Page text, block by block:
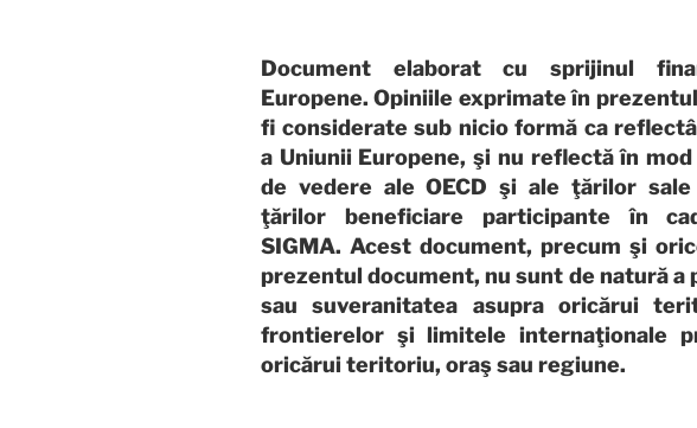
Document elaborat cu sprijinul
Europene. Opiniile exprimate în
fi considerate sub nicio formă ca
a Uniunii Europene, şi nu reflectă în
de vedere ale OECD şi ale ţărilor
ţărilor beneficiare participante în
SIGMA. Acest document, precum şi
prezentul document, nu sunt de natură
sau suveranitatea asupra oricărui
frontierelor şi limitele internaţionale
oricărui teritoriu, oraş sau regiune.